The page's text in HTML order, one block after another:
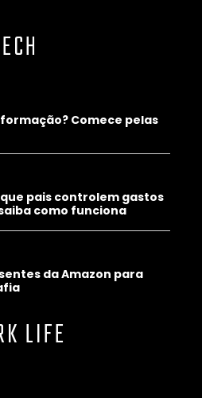
Comece pelas
pais controlem gastos
como funciona
da Amazon para
LIFE